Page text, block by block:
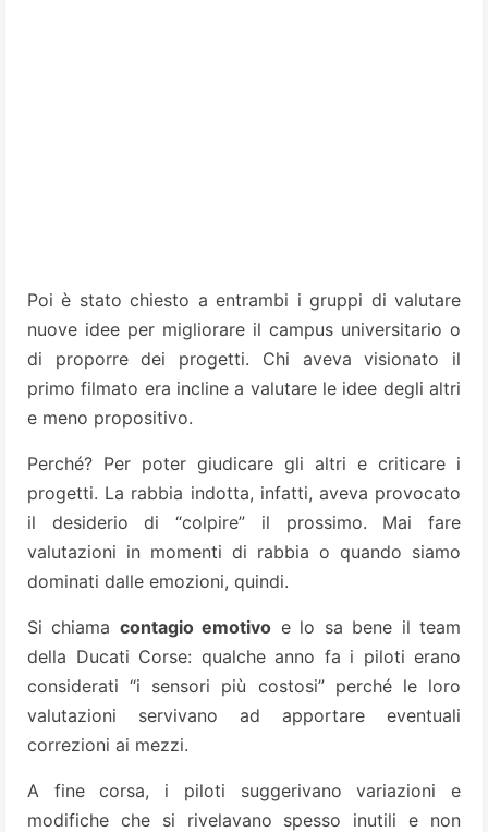
Poi è stato chiesto a entrambi i gruppi di valutare
nuove idee per migliorare il campus universitario o
di proporre dei progetti. Chi aveva visionato il
primo filmato era incline a valutare le idee degli altri
e meno propositivo.
Perché? Per poter giudicare gli altri e criticare i
progetti. La rabbia indotta, infatti, aveva provocato
il desiderio di “colpire” il prossimo. Mai fare
valutazioni in momenti di rabbia o quando siamo
dominati dalle emozioni, quindi.
Si chiama contagio emotivo e lo sa bene il team
della Ducati Corse: qualche anno fa i piloti erano
considerati “i sensori più costosi” perché le loro
valutazioni servivano ad apportare eventuali
correzioni ai mezzi.
A fine corsa, i piloti suggerivano variazioni e
modifiche che si rivelavano spesso inutili e non